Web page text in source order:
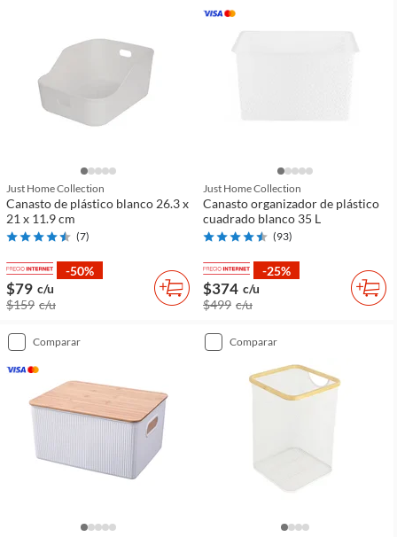
Just Home Collection
Canasto de plástico blanco 26.3 x
21 x 11.9 cm
(7)
-50%
$79 c/u
$159 c/u
Just Home Collection
Canasto organizador de plástico
cuadrado blanco 35 L
(93)
-25%
$374 c/u
$499 c/u
comparar comparar